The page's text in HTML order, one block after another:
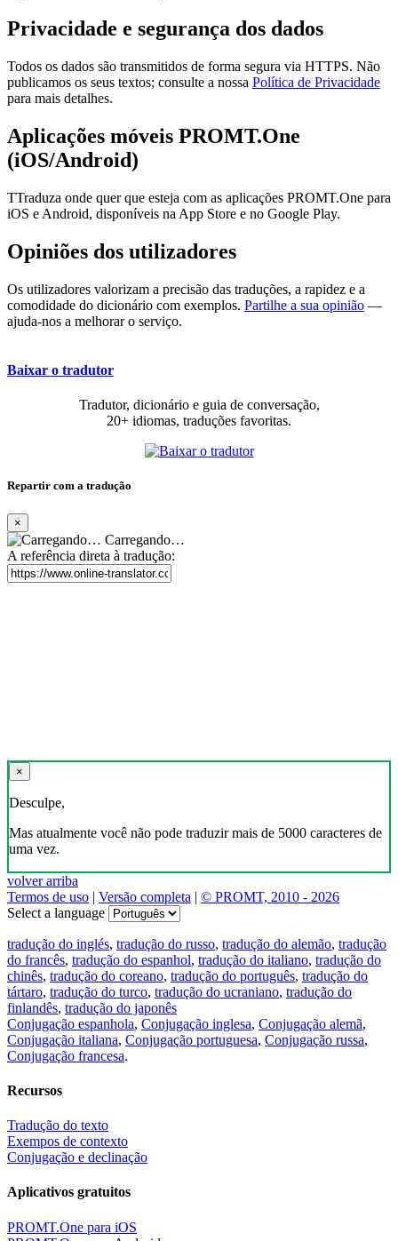
Privacidade e segurança dos dados
Todos os dados são transmitidos de forma segura via HTTPS. Não
publicamos os seus textos; consulte a nossa Política de Privacidade
para mais detalhes.
Aplicações móveis PROMT.One
(iOS/Android)
TTraduza onde quer que esteja com as aplicações PROMT.One para
iOS e Android, disponíveis na App Store e no Google Play.
Opiniões dos utilizadores
Os utilizadores valorizam a precisão das traduções, a rapidez e a
comodidade do dicionário com exemplos. Partilhe a sua opinião —
ajuda-nos a melhorar o serviço.
Baixar o tradutor
Tradutor, dicionário e guia de conversação,
20+ idiomas, traduções favoritas.
Repartir com a tradução
×
Carregando…
A referência direta à tradução:
×
Desculpe,
Mas atualmente você não pode traduzir mais de 5000 caracteres de
uma vez.
volver arriba
Termos de uso | Versão completa | © PROMT, 2010 - 2026
Select a language
tradução do inglés, tradução do russo, tradução do alemão, tradução
do francês, tradução do espanhol, tradução do italiano, tradução do
chinês, tradução do coreano, tradução do português, tradução do
tártaro, tradução do turco, tradução do ucraniano, tradução do
finlandês, tradução do japonês
Conjugação espanhola, Conjugação inglesa, Conjugação alemã,
Conjugação italiana, Conjugação portuguesa, Conjugação russa,
Conjugação francesa.
Recursos
Tradução do texto
Exempos de contexto
Conjugação e declinação
Aplicativos gratuitos
PROMT.One para iOS